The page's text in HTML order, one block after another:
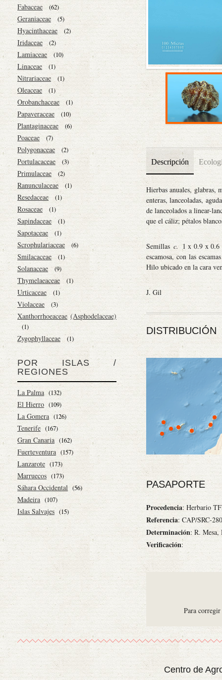
Fabaceae (62)
Geraniaceae (5)
Hyacinthaceae (2)
Iridaceae (2)
Lamiaceae (10)
Linaceae (1)
Nitrariaceae (1)
Oleaceae (1)
Orobanchaceae (1)
Papaveraceae (10)
Plantaginaceae (6)
Poaceae (7)
Polygonaceae (2)
Portulacaceae (3)
Primulaceae (2)
Ranunculaceae (1)
Resedaceae (1)
Rosaceae (1)
Sapindaceae (1)
Sapotaceae (1)
Scrophulariaceae (6)
Smilacaceae (1)
Solanaceae (9)
Thymelaeaceae (1)
Urticaceae (1)
Violaceae (3)
Xanthorrhoeaceae (Asphodelaceae)
(1)
Zygophyllaceae (1)
POR ISLAS /
REGIONES
La Palma (132)
El Hierro (109)
La Gomera (126)
Tenerife (167)
Gran Canaria (162)
Fuerteventura (157)
Lanzarote (173)
Marruecos (173)
Sáhara Occidental (56)
Madeira (107)
Islas Salvajes (15)
Descripción
Hierbas anuales, glabras,
enteras, lanceoladas,
de lanceolados a linear-
que el cáliz; pétalos
Semillas c. 1 x 0.9 x 0.6
escamosa, con las
Hilo ubicado en la cara
J. Gil
DISTRIBUCIÓN
PASAPORTE
Procedencia: Herbario
Referencia: CAP/SRC-280
Determinación: R. Mesa,
Verificación:
Para
Centro de